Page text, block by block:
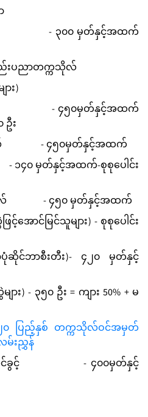
း) - ၃၀၀ မှတ်နှင့်အထက်
းပညာတက္ကသိုလ်
း)
- ၄၅၀မှတ်နှင့်အထက်
ဦး
လ် - ၄၅၀မှတ်နှင့်အထက်
၀ မှတ်နှင့်အထက်-စုစုပေါင်း
သိုလ် - ၄၅၀ မှတ်နှင့်အထက်
င့်အောင်မြင်သူများ) - စုစုပေါင်း
ဆိုင်ဘာစီးတီး)- ၄၂၀ မှတ်နှင့်
း) - ၃၅၀ ဦး = ကျား 50% + မ
၀ ပြည့်နှစ် တက္ကသိုလ်ဝင်အမှတ်
မ်းညွှန်
သိုလ်ဝင်ခွင့် - ၄၀၀မှတ်နှင့်